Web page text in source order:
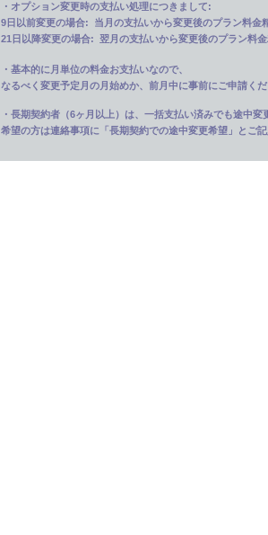
・オプション変更時の支払い処理につきまして:
9日以前変更の場合: 当月の支払いから変更後のプラン料金
21日以降変更の場合: 翌月の支払いから変更後のプラン料
・基本的に月単位の料金お支払いなので、
なるべく変更予定月の月始めか、前月中に事前にご申請く
・長期契約者（6ヶ月以上）は、一括支払い済みでも途中変
希望の方は連絡事項に「長期契約での途中変更希望」とご